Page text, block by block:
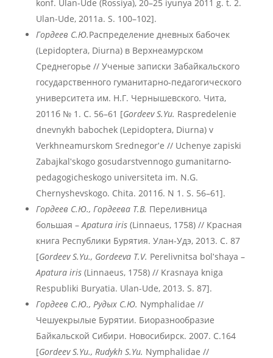
konf. Ulan-Ude (Rossiya), 20–25 iyunya 2011 g. t. 2.
Ulan-Ude, 2011а. S. 100–102].
Гордеев С.Ю.Распределение дневных бабочек
(Lepidoptera, Diurna) в Верхнеамурском
Среднегорье // Ученые записки Забайкальского
государственного гуманитарно-педагогического
университета им. Н.Г. Чернышевского. Чита,
2011б № 1. С. 56–61 [Gordeev S.Yu. Raspredelenie
dnevnykh babochek (Lepidoptera, Diurna) v
Verkhneamurskom Srednegorʹe // Uchenye zapiski
Zabajkalʹskogo gosudarstvennogo gumanitarno-
pedagogicheskogo universiteta im. N.G.
Chernyshevskogo. Chita. 2011б. N 1. S. 56–61].
Гордеев С.Ю., Гордеева Т.В. Переливница
большая –Apatura iris (Linnaeus, 1758) // Красная
книга Республики Бурятия. Улан-Удэ, 2013. С. 87
[Gordeev S.Yu., Gordeeva T.V. Perelivnitsa bolʹshaya –
Apatura iris (Linnaeus, 1758) // Krasnaya kniga
Respubliki Buryatia. Ulan-Ude, 2013. S. 87].
Гордеев С.Ю., Рудых С.Ю. Nymphalidae //
Чешуекрылые Бурятии. Биоразнообразие
Байкальской Сибири. Новосибирск. 2007. С.164
[Gordeev S.Yu., Rudykh S.Yu. Nymphalidae //